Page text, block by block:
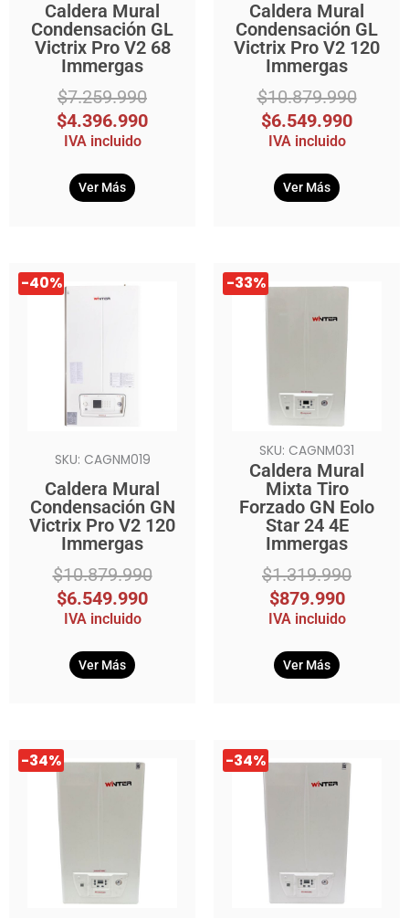
Caldera Mural
Condensación GL
Victrix Pro V2 68
Immergas
$7.259.990
$4.396.990
IVA incluido
Ver Más
Caldera Mural
Condensación GL
Victrix Pro V2 120
Immergas
$10.879.990
$6.549.990
IVA incluido
Ver Más
-40%
SKU: CAGNM019
Caldera Mural
Condensación GN
Victrix Pro V2 120
Immergas
$10.879.990
El
precio
$10.879.990.
$6.549.990
El
precio
$6.549.990.
IVA incluido
Ver Más
-33%
SKU: CAGNM031
Caldera Mural
Mixta Tiro
Forzado GN Eolo
Star 24 4E
Immergas
$1.319.990
El
precio
$879.990
El
precio
IVA incluido
Ver Más
-34%
El
precio
$1.299.990.
El
precio
$859.990.
-34%
El
precio
original
$1.299.990.
El
precio
actual
$859.990.